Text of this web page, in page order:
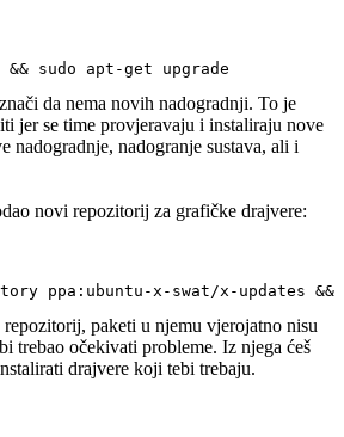
sudo apt-get upgrade
da nema novih nadogradnji. To je
jer se time provjeravaju i instaliraju nove
nadogradnje, nadogranje sustava, ali i
novi repozitorij za grafičke drajvere:
ppa:ubuntu-x-swat/x-updates
paketi u njemu vjerojatno nisu
trebao očekivati probleme. Iz njega ćeš
drajvere koji tebi trebaju.